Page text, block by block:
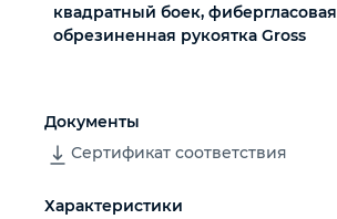
квадратный боек, фибергласовая
обрезиненная рукоятка Gross
Документы
Сертификат соответствия
Характеристики